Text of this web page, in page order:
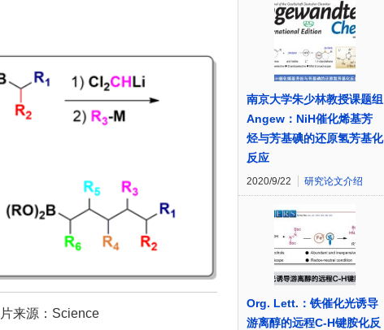
来源：Science
南京大学朱少林教授课题组
Angew：NiH催化烯基芳
烃与芳基碘的还原氢芳基化
反应
2020/9/22 研究论文介绍
Org. Lett.：铁催化光诱导
游离醇的远程C-H键胺化反